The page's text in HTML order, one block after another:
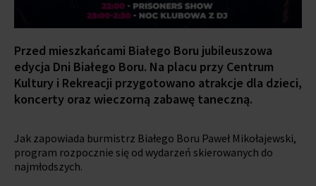
Przed mieszkańcami Białego Boru jubileuszowa
edycja Dni Białego Boru. Na placu przy Centrum
Kultury i Rekreacji przygotowano atrakcje dla dzieci,
koncerty oraz wieczorną zabawę taneczną.
Jak zapowiada burmistrz Białego Boru Paweł Mikołajewski,
program rozpocznie się od wydarzeń skierowanych do
najmłodszych.